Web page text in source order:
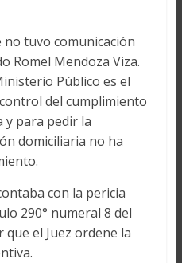
tuvo comunicación
Romel Mendoza Viza.
Público es el
del cumplimiento
y para pedir la
domiciliaria no ha
con la pericia
290° numeral 8 del
el Juez ordene la